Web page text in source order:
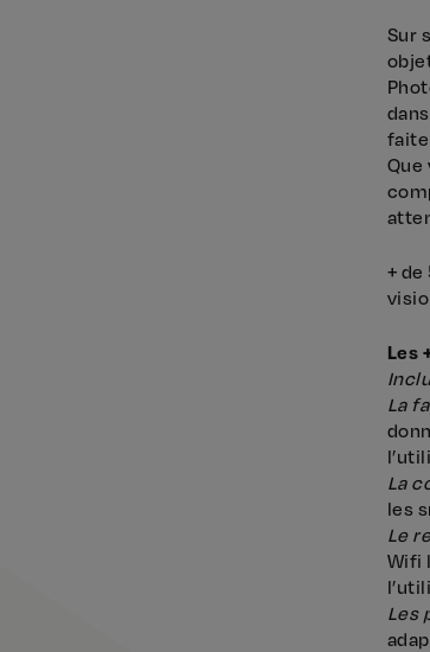
Sur
faite
Que
+
Les
La
La
les
Le
Wifi
Les